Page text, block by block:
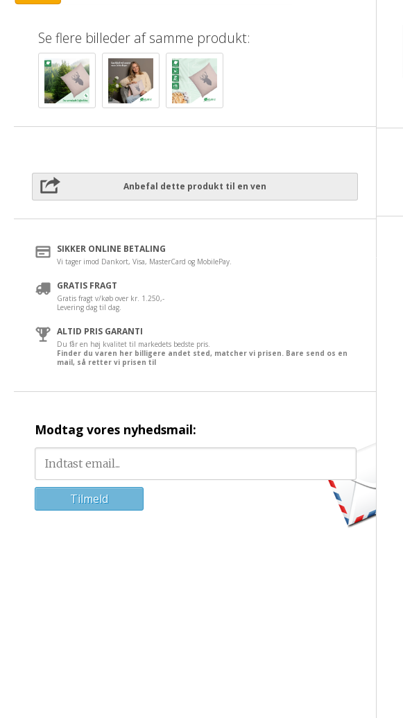
Se flere billeder af samme produkt:
Anbefal dette produkt til en ven
SIKKER ONLINE BETALING
Vi tager imod Dankort, Visa, MasterCard og MobilePay.
GRATIS FRAGT
Gratis fragt v/køb over kr. 1.250,-
Levering dag til dag.
ALTID PRIS GARANTI
Du får en høj kvalitet til markedets bedste pris.
Finder du varen her billigere andet sted, matcher vi prisen. Bare send os en
mail, så retter vi prisen til
Modtag vores nyhedsmail: